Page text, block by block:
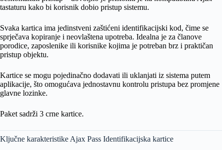
tastaturu kako bi korisnik dobio pristup sistemu.
Svaka kartica ima jedinstveni zaštićeni identifikacijski kod, čime se
sprječava kopiranje i neovlaštena upotreba. Idealna je za članove
porodice, zaposlenike ili korisnike kojima je potreban brz i praktičan
pristup objektu.
Kartice se mogu pojedinačno dodavati ili uklanjati iz sistema putem
aplikacije, što omogućava jednostavnu kontrolu pristupa bez promjene
glavne lozinke.
Paket sadrži 3 crne kartice.
Ključne karakteristike Ajax Pass Identifikacijska kartice